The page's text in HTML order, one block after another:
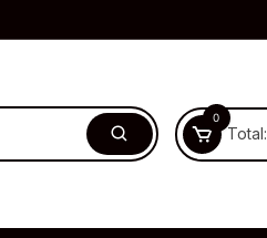
0
Total: